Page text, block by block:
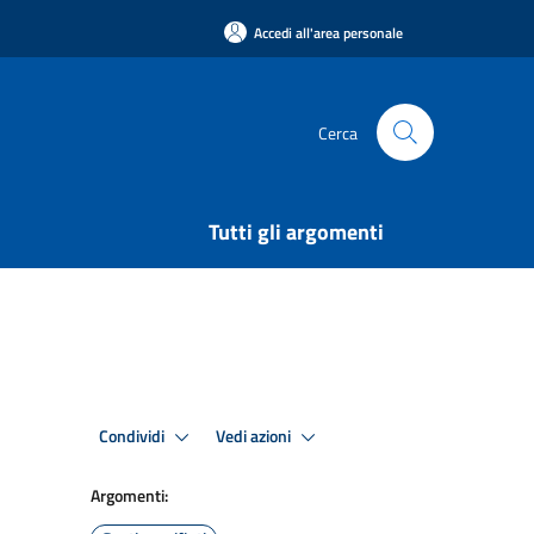
Accedi all'area personale
Cerca
Tutti gli argomenti
Condividi Vedi azioni
Argomenti: